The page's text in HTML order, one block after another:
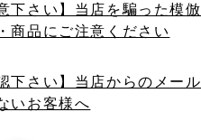
下さい】当店を騙った模倣
商品にご注意ください
下さい】当店からのメール
いお客様へ